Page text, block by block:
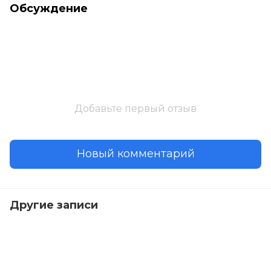
Обсуждение
Добавьте первый отзыв
Новый комментарий
Другие записи